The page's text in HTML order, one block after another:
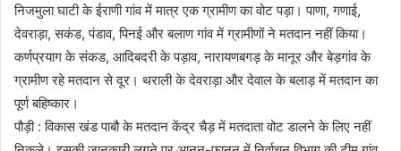
निजमुला घाटी के ईराणी गांव में मात्र एक ग्रामीण का वोट पड़ा। पाणा, गणाई,
देवराड़ा, सकंड, पंडाव, पिनई और बलाण गांव में ग्रामीणों ने मतदान नहीं किया।
कर्णप्रयाग के संकड, आदिबदरी के पड़ाव, नारायणबगड़ के मानूर और बेड़गांव के
ग्रामीण रहे मतदान से दूर। थराली के देवराड़ा और देवाल के बलाड़ में मतदान का
पूर्ण बहिष्कार।
पौड़ी : विकास खंड पाबौ के मतदान केंद्र चैड़ में मतदाता वोट डालने के लिए नहीं